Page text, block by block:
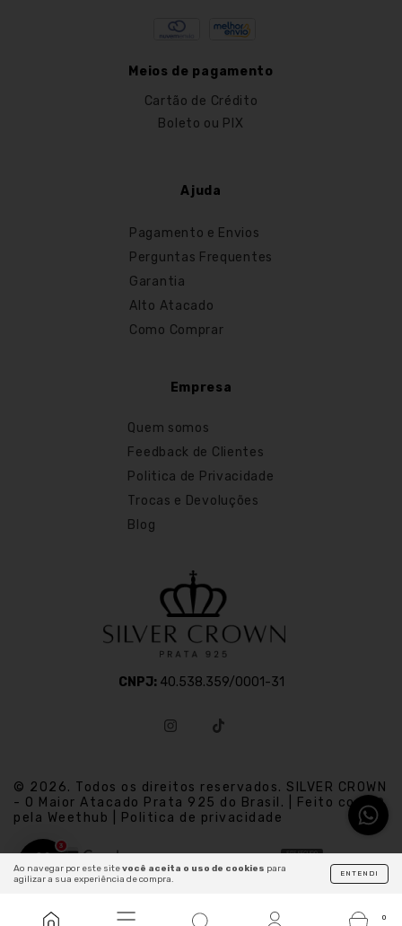
Ao navegar por este sitevocê aceita o uso de cookies para
agilizar a sua experiência de compra.
ENTENDI
0
Meios de pagamento
Cartão de Crédito
Boleto ou PIX
Ajuda
Pagamento e Envios
Perguntas Frequentes
Garantia
Alto Atacado
Como Comprar
Empresa
Quem somos
Feedback de Clientes
Politica de Privacidade
Trocas e Devoluções
Blog
CNPJ: 40.538.359/0001-31
© 2026. Todos os direitos reservados. SILVER CROWN
- O Maior Atacado Prata 925 do Brasil. | Feito com
pela Weethub | Politica de privacidade
3